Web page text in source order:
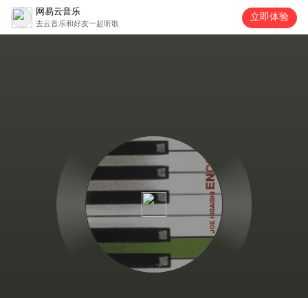
网易云音乐
去云音乐和好友一起听歌
立即体验